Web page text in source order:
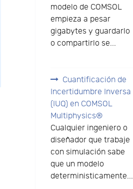
modelo de COMSOL
empieza a pesar
gigabytes y guardarlo
o compartirlo se...
Cuantificación de
Incertidumbre Inversa
(IUQ) en COMSOL
Multiphysics®
Cualquier ingeniero o
diseñador que trabaje
con simulación sabe
que un modelo
deterministicamente...